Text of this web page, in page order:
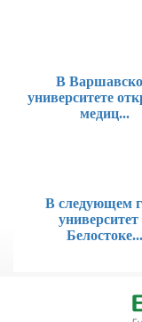
В
университете
медиц...
В следующем
университет
Белостоке...